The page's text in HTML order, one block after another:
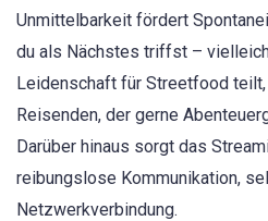
Unmittelbarkeit fördert
du als Nächstes triffst –
Leidenschaft für Streetfood
Reisenden, der gerne
Darüber hinaus sorgt das
reibungslose Kommunikation,
Netzwerkverbindung.